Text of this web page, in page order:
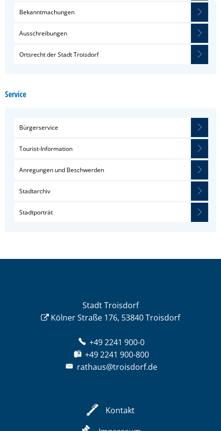
Bekanntmachungen
Ausschreibungen
Ortsrecht der Stadt Troisdorf
Service
Bürgerservice
Tourist-Information
Anregungen und Beschwerden
Stadtarchiv
Stadtporträt
Stadt Troisdorf
Kölner Straße 176, 53840 Troisdorf
+49 2241 900-0
+49 2241 900-800
rathaus@troisdorf.de
Kontakt